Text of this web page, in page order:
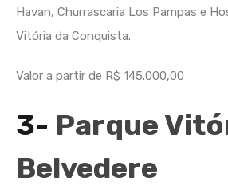
Havan, Churrascaria Los Pampas e
Vitória da Conquista.
Valor a partir de R$ 145.000,00
3- Parque
Belvedere